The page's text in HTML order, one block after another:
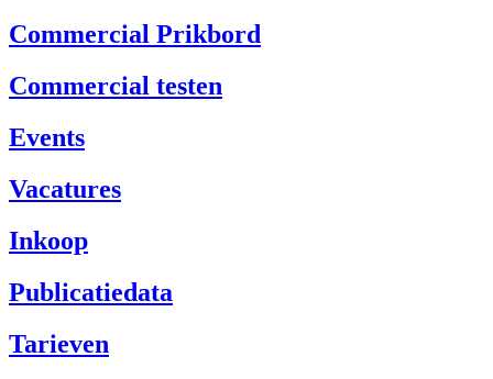
Commercial Prikbord
Commercial testen
Events
Vacatures
Inkoop
Publicatiedata
Tarieven